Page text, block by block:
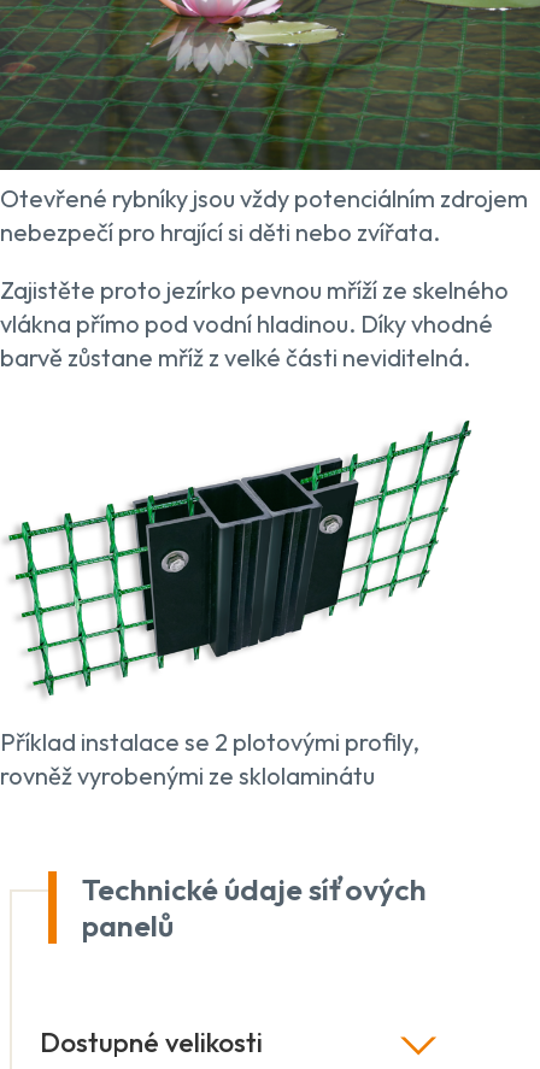
Otevřené rybníky jsou vždy potenciálním zdrojem
nebezpečí pro hrající si děti nebo zvířata.
Zajistěte proto jezírko pevnou mříží ze skelného
vlákna přímo pod vodní hladinou. Díky vhodné
barvě zůstane mříž z velké části neviditelná.
Příklad instalace se 2 plotovými profily,
rovněž vyrobenými ze sklolaminátu
Technické údaje síťových
panelů
Dostupné velikosti